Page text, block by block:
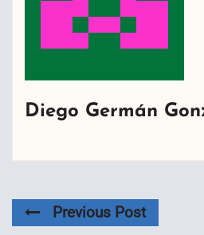
Diego Germán
Previous Post